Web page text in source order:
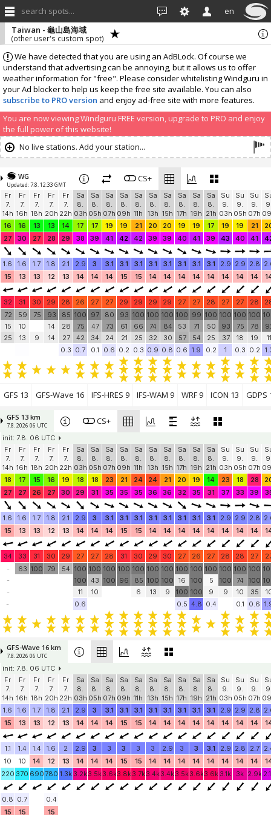
search spots... en
We have detected that you are using an AdBLock. Of course we
understand that advertising can be annoying, but it allows us to offer
weather information for "free". Please consider whitelisting Windguru in
your Ad blocker to help us keep the free site available. You can also
subscribe to PRO version and enjoy ad-free site with more features.
You are now viewing Windguru FREE version, upgrade to PRO and enjoy
the full power of this website!
Taiwan - 龜山島海域
(other user's custom spot)
No live stations. Add your station...
WG
Updated: 7.8. 12:33 GMT
CS+
Fr
7.
14h
Fr
7.
16h
Fr
7.
18h
Fr
7.
20h
Fr
7.
22h
Sa
8.
03h
Sa
8.
05h
Sa
8.
07h
Sa
8.
09h
Sa
8.
11h
Sa
8.
13h
Sa
8.
15h
Sa
8.
17h
Sa
8.
19h
Sa
8.
21h
Su
9.
03h
Su
9.
05h
Su
9.
07h
16
16 13 13 14 17 17 19 19 21 20 20 19 19 17 19 19 21
27
30 27 28 29 38 39 41 42 42 39 39 40 41 39 43 40 41
1.6 1.6 1.7 1.8 2.1 2.9 3 3.1 3.1 3.1 3.1 3.1 3.1 3.1 3.1 2.9 2.9 2.8
15
13 13 12 13 14 14 14 15 15 14 14 14 14 14 14 14 14
32 31 30 29 28 26 27 27 29 29 29 29 27 27 28 27 27 28
72
15
25
59
10
13
75
9
93
14
14
85
28
27
100
75
42
97
47
34
80
73
24
93
61
21
100
66
25
100
74
32
100
84
30
100
53
57
99
71
54
100
50
25
100
93
37
100
75
18
100
78
19
11
0.3 0.7 0.1 0.6 0.2 0.3 0.9 0.8 0.6 1.9 0.2 1 0.3 0.2
GFS 13 GFS-Wave 16 IFS-HRES 9 IFS-WAM 9 WRF 9 ICON 13 GDPS
GFS 13 km
7.8. 2026 06 UTC CS+
init: 7.8. 06 UTC
Fr
7.
14h
Fr
7.
16h
Fr
7.
18h
Fr
7.
20h
Fr
7.
22h
Sa
8.
03h
Sa
8.
05h
Sa
8.
07h
Sa
8.
09h
Sa
8.
11h
Sa
8.
13h
Sa
8.
15h
Sa
8.
17h
Sa
8.
19h
Sa
8.
21h
Su
9.
03h
Su
9.
05h
Su
9.
07h
18
17 15 16 19 18 18 23 21 24 24 21 20 19 14 23 18 28
27
27 26 27 30 29 31 35 35 35 36 36 32 35 31 37 33 39
1.6 1.6 1.7 1.8 2.1 2.9 3 3.1 3.1 3.1 3.1 3.1 3.1 3.1 3.1 2.9 2.9 2.8
15
13 13 12 13 14 14 14 15 15 14 14 14 14 14 14 14 14
34 33 31 30 29 27 27 28 31 30 29 30 27 26 27 28 28 27
-
-
-
63 100 79 54 100
100
11
100
43
10
100
100
100
96
100
85
6
100
100
13
100
100
9
100
16
100
100
100
100
100
5
9
100
100
9
100
74
10
100
100
35
-
0.6 0.5 4.8 0.4 0.1 0.6
GFS-Wave 16 km
7.8. 2026 06 UTC
init: 7.8. 06 UTC
Fr
7.
14h
Fr
7.
16h
Fr
7.
18h
Fr
7.
20h
Fr
7.
22h
Sa
8.
03h
Sa
8.
05h
Sa
8.
07h
Sa
8.
09h
Sa
8.
11h
Sa
8.
13h
Sa
8.
15h
Sa
8.
17h
Sa
8.
19h
Sa
8.
21h
Su
9.
03h
Su
9.
05h
Su
9.
07h
1.6
1.6 1.7 1.8 2.1 2.9 3 3.1 3.1 3.1 3.1 3.1 3.1 3.1 3.1 2.9 2.9 2.8
15
13 13 12 13 14 14 14 15 15 14 14 14 14 14 14 14 14
1.1 1.4 1.4 1.6 2 2.9 3 3 3 3 3 2.9 3 3 3.1 2.9 2.8 2.7
10
10 14 12 13 14 14 14 15 15 14 14 14 14 14 14 14 14
220 370 690 780 1.3k 3.2k3.5k3.6k3.8k 3.7k3.4k3.4k3.5k3.6k3.6k 3.1k 3k 2.9k
0.8 0.7
0.4
15
15 15